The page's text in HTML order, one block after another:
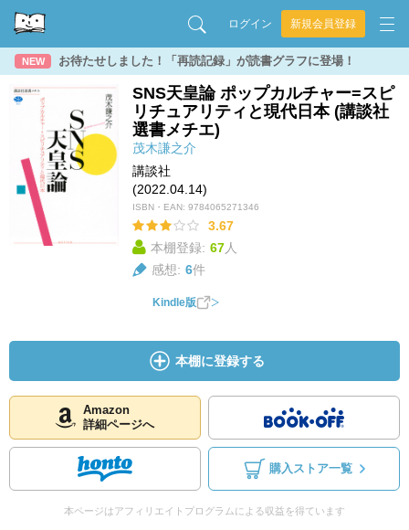
ログイン 新規会員登録
NEW お待たせしました！「再読記録」が読書グラフに登場！
SNS天皇論 ポップカルチャー=スピ
リチュアリティと現代日本 (講談社
選書メチエ)
茂木謙之介
講談社
(2022.04.14)
ISBN・EAN: 9784065271346
3.67
本棚登録: 67人
感想: 6件
Kindle版
本棚に登録する
Amazon
詳細ページへ
購入ストア一覧
本ページはアフィリエイトプログラムによる収益を得ています